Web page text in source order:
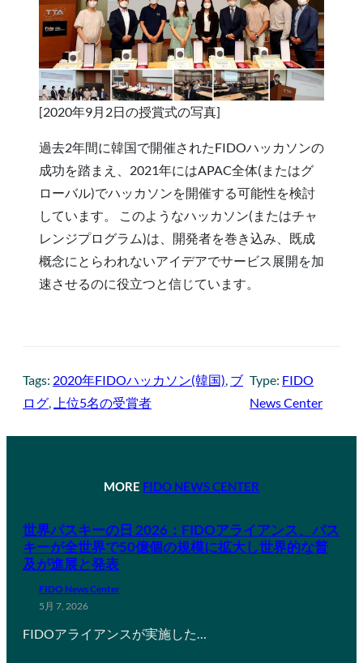
[2020年9月2日の授賞式の写真]
過去2年間に韓国で開催されたFIDOハッカソンの
成功を踏まえ、2021年にはAPAC全体(またはグ
ローバル)でハッカソンを開催する可能性を検討
しています。 このようなハッカソン(またはチャ
レンジプログラム)は、開発者を巻き込み、既成
概念にとらわれないアイデアでサービス展開を加
速させるのに役立つと信じています。
Tags: 2020年FIDOハッカソン(韓国), ブ
ログ, 上位5名の受賞者
Type: FIDO
News Center
MORE FIDO NEWS CENTER
世界パスキーの日 2026：FIDOアライアンス、パス
キーが全世界で50億個の規模に拡大し世界的な普
及が進展と発表
FIDO News Center
5月 7, 2026
FIDOアライアンスが実施した…